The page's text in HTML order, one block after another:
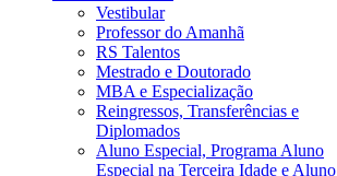
Vestibular
Professor do Amanhã
RS Talentos
Mestrado e Doutorado
MBA e Especialização
Reingressos, Transferências e
Diplomados
Aluno Especial, Programa Aluno
Especial na Terceira Idade e Aluno